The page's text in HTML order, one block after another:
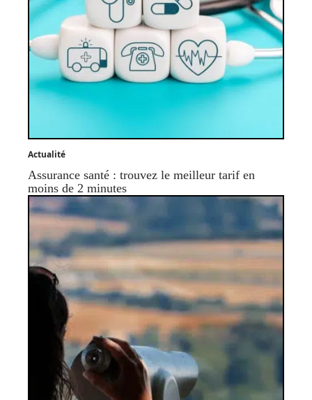
Actualité
Assurance santé : trouvez le meilleur tarif en
moins de 2 minutes